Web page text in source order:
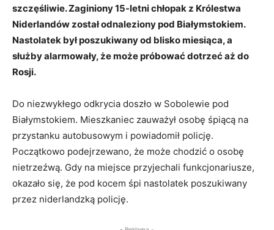
szczęśliwie. Zaginiony 15-letni chłopak z Królestwa
Niderlandów został odnaleziony pod Białymstokiem.
Nastolatek był poszukiwany od blisko miesiąca, a
służby alarmowały, że może próbować dotrzeć aż do
Rosji.
Do niezwykłego odkrycia doszło w Sobolewie pod
Białymstokiem. Mieszkaniec zauważył osobę śpiącą na
przystanku autobusowym i powiadomił policję.
Początkowo podejrzewano, że może chodzić o osobę
nietrzeźwą. Gdy na miejsce przyjechali funkcjonariusze,
okazało się, że pod kocem śpi nastolatek poszukiwany
przez niderlandzką policję.